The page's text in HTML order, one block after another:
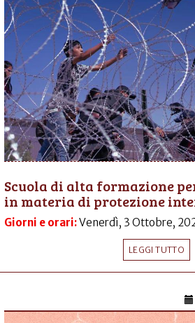
Scuola di alta formazione
in materia di protezione
Giorni e orari:Venerdì, 3 Ottobre,
LEGGI TUTTO